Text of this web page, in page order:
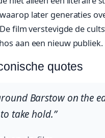
later generaties
film verstevigde de
aan een nieuw publiek.
quotes
Barstow on the
take hold.”